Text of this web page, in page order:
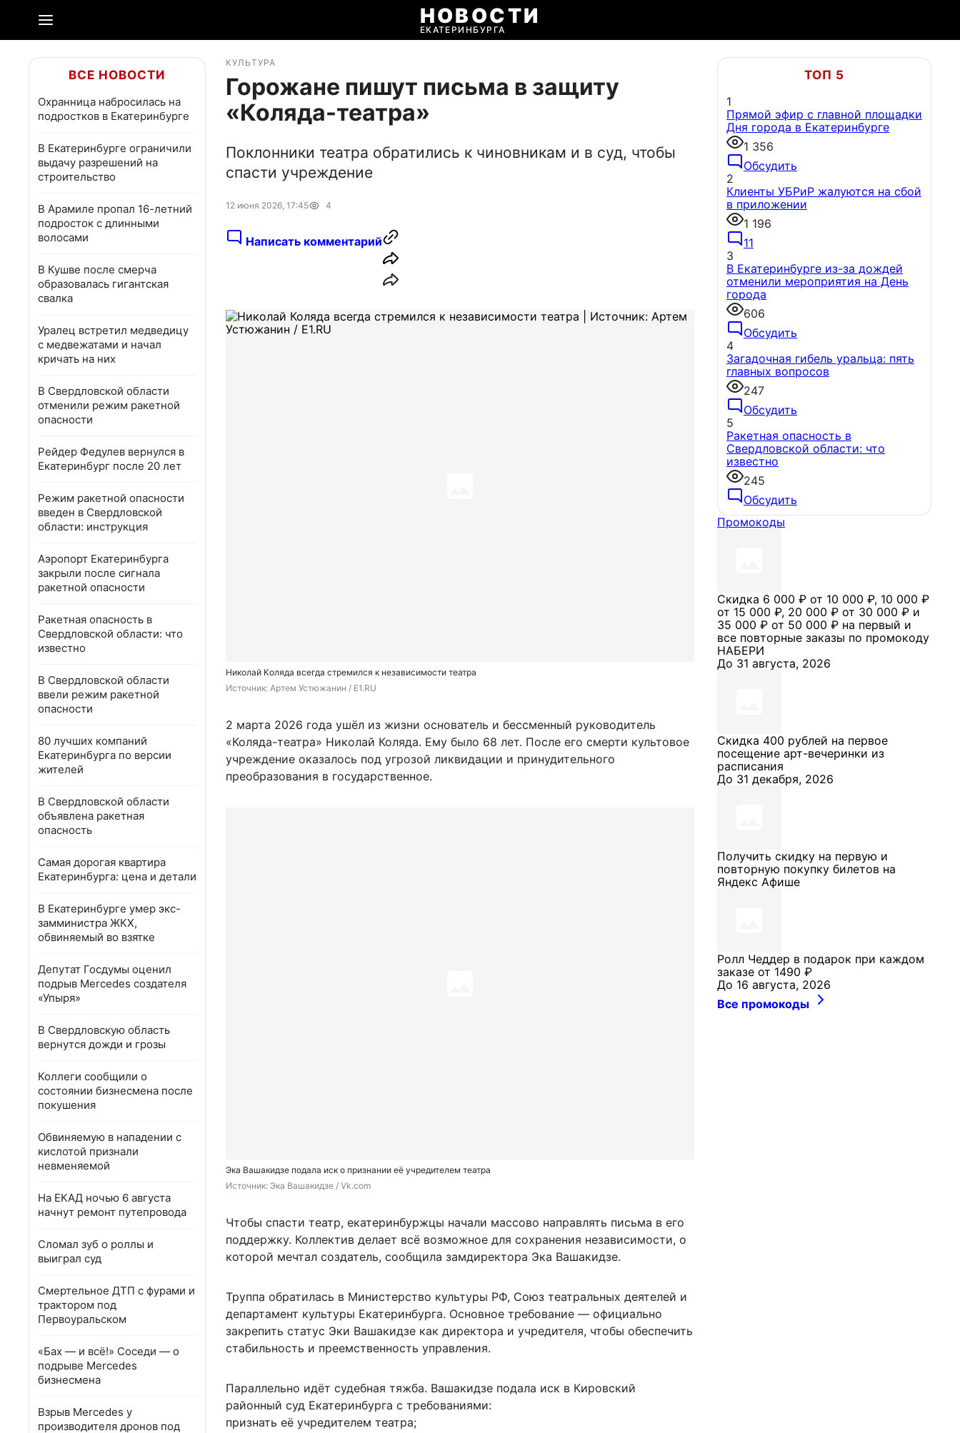
НОВОСТИ
ЕКАТЕРИНБУРГА
ВСЕ НОВОСТИ
Охранница набросилась на
подростков в Екатеринбурге
В Екатеринбурге ограничили
выдачу разрешений на
строительство
В Арамиле пропал 16-летний
подросток с длинными
волосами
В Кушве после смерча
образовалась гигантская
свалка
Уралец встретил медведицу
с медвежатами и начал
кричать на них
В Свердловской области
отменили режим ракетной
опасности
Рейдер Федулев вернулся в
Екатеринбург после 20 лет
Режим ракетной опасности
введен в Свердловской
области: инструкция
Аэропорт Екатеринбурга
закрыли после сигнала
ракетной опасности
Ракетная опасность в
Свердловской области: что
известно
В Свердловской области
ввели режим ракетной
опасности
80 лучших компаний
Екатеринбурга по версии
жителей
В Свердловской области
объявлена ракетная
опасность
Самая дорогая квартира
Екатеринбурга: цена и детали
В Екатеринбурге умер экс-
замминистра ЖКХ,
обвиняемый во взятке
Депутат Госдумы оценил
подрыв Mercedes создателя
«Упыря»
В Свердловскую область
вернутся дожди и грозы
Коллеги сообщили о
состоянии бизнесмена после
покушения
Обвиняемую в нападении с
кислотой признали
невменяемой
На ЕКАД ночью 6 августа
начнут ремонт путепровода
Сломал зуб о роллы и
выиграл суд
Смертельное ДТП с фурами и
трактором под
Первоуральском
«Бах — и всё!» Соседи — о
подрыве Mercedes
бизнесмена
Взрыв Mercedes у
производителя дронов под
КУЛЬТУРА
Горожане пишут письма в защиту
«Коляда-театра»
Поклонники театра обратились к чиновникам и в суд, чтобы
спасти учреждение
12 июня 2026, 17:45 4
Написать комментарий
Николай Коляда всегда стремился к независимости театра
Источник: Артем Устюжанин / E1.RU
2 марта 2026 года ушёл из жизни основатель и бессменный руководитель
«Коляда-театра» Николай Коляда. Ему было 68 лет. После его смерти культовое
учреждение оказалось под угрозой ликвидации и принудительного
преобразования в государственное.
Эка Вашакидзе подала иск о признании её учредителем театра
Источник: Эка Вашакидзе / Vk.com
Чтобы спасти театр, екатеринбуржцы начали массово направлять письма в его
поддержку. Коллектив делает всё возможное для сохранения независимости, о
которой мечтал создатель, сообщила замдиректора Эка Вашакидзе.
Труппа обратилась в Министерство культуры РФ, Союз театральных деятелей и
департамент культуры Екатеринбурга. Основное требование — официально
закрепить статус Эки Вашакидзе как директора и учредителя, чтобы обеспечить
стабильность и преемственность управления.
Параллельно идёт судебная тяжба. Вашакидзе подала иск в Кировский
районный суд Екатеринбурга с требованиями:
признать её учредителем театра;
ТОП 5
1
Прямой эфир с главной площадки
Дня города в Екатеринбурге
1 356
Обсудить
2
Клиенты УБРиР жалуются на сбой
в приложении
1 196
11
3
В Екатеринбурге из-за дождей
отменили мероприятия на День
города
606
Обсудить
4
Загадочная гибель уральца: пять
главных вопросов
247
Обсудить
5
Ракетная опасность в
Свердловской области: что
известно
245
Обсудить
Промокоды
Скидка 6 000 ₽ от 10 000 ₽, 10 000 ₽
от 15 000 ₽, 20 000 ₽ от 30 000 ₽ и
35 000 ₽ от 50 000 ₽ на первый и
все повторные заказы по промокоду
НАБЕРИ
До 31 августа, 2026
Cкидка 400 рублей на первое
посещение арт-вечеринки из
расписания
До 31 декабря, 2026
Получить скидку на первую и
повторную покупку билетов на
Яндекс Афише
Ролл Чеддер в подарок при каждом
заказе от 1490 ₽
До 16 августа, 2026
Все промокоды